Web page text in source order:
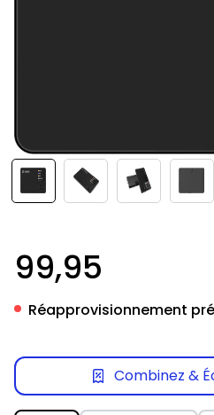
99,95
Réapprovisionnement
Combinez &